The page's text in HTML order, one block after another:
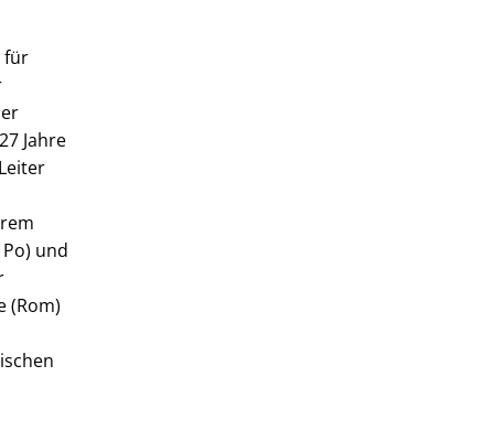
für
Jahre
und
(Rom)